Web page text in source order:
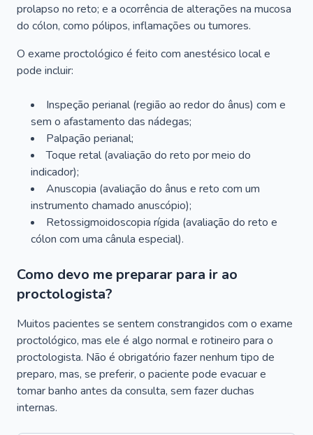
prolapso no reto; e a ocorrência de alterações na mucosa
do cólon, como pólipos, inflamações ou tumores.
O exame proctológico é feito com anestésico local e
pode incluir:
Inspeção perianal (região ao redor do ânus) com e
sem o afastamento das nádegas;
Palpação perianal;
Toque retal (avaliação do reto por meio do
indicador);
Anuscopia (avaliação do ânus e reto com um
instrumento chamado anuscópio);
Retossigmoidoscopia rígida (avaliação do reto e
cólon com uma cânula especial).
Como devo me preparar para ir ao
proctologista?
Muitos pacientes se sentem constrangidos com o exame
proctológico, mas ele é algo normal e rotineiro para o
proctologista. Não é obrigatório fazer nenhum tipo de
preparo, mas, se preferir, o paciente pode evacuar e
tomar banho antes da consulta, sem fazer duchas
internas.